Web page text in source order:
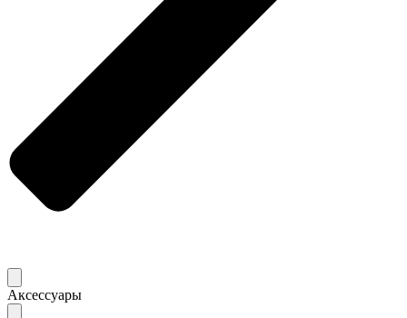
Аксессуары